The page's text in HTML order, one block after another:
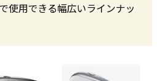
使用できる幅広いラインナッ